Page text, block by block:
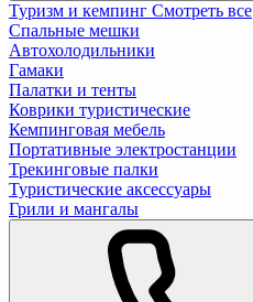
Туризм и кемпинг Смотреть все
Спальные мешки
Автохолодильники
Гамаки
Палатки и тенты
Коврики туристические
Кемпинговая мебель
Портативные электростанции
Трекинговые палки
Туристические аксессуары
Грили и мангалы